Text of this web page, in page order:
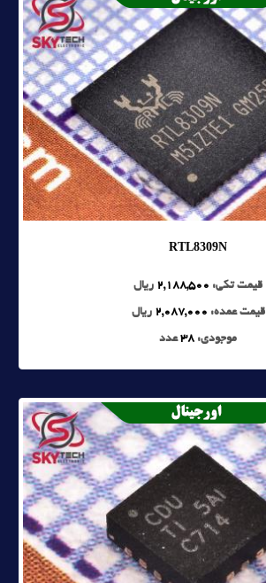
RTL8309N
قیمت تکی: 2,188,500 ریال
قیمت عمده: 2,087,000 ریال
موجودی: 38عدد